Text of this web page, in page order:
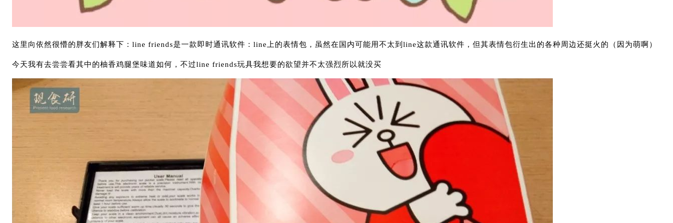
这里向依然很懵的胖友们解释下：line friends是一款即时通讯软件：line上的表情包，虽然在国内可能用不太到line这款通讯软件，但其表情包衍生出的各种周边还挺火的（因为萌啊）
今天我有去尝尝看其中的柚香鸡腿堡味道如何，不过line friends玩具我想要的欲望并不太强烈所以就没买